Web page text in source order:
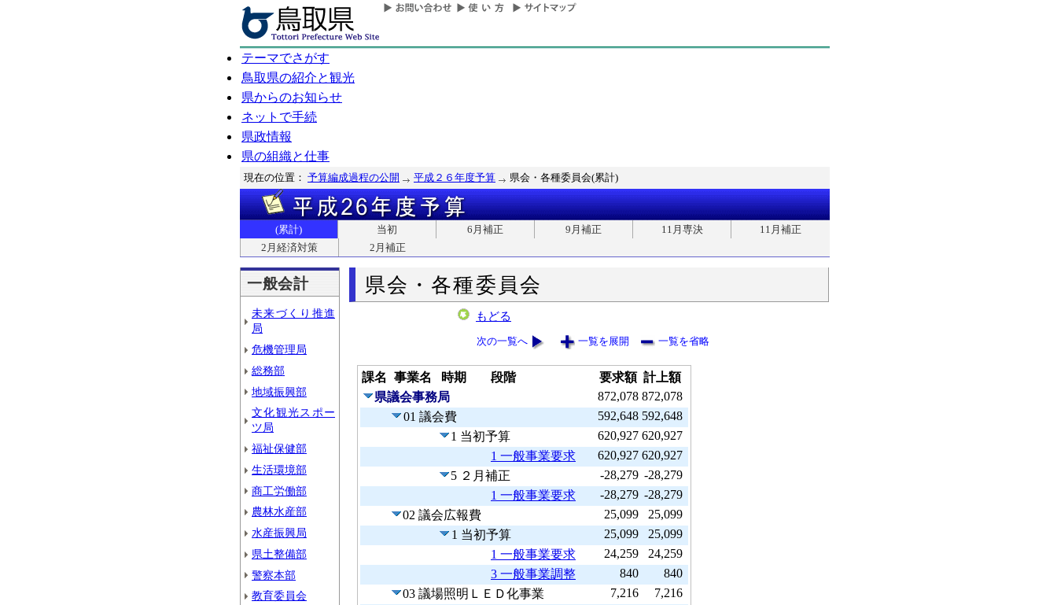
テーマでさがす
鳥取県の紹介と観光
県からのお知らせ
ネットで手続
県政情報
県の組織と仕事
現在の位置： 予算編成過程の公開 平成２６年度予算 県会・各種委員会(累計)
(累計) 当初 6月補正 9月補正 11月専決
11月補正
2月経済対策
2月補正
一般会計
未来づくり推進
局
危機管理局
総務部
地域振興部
文化観光スポー
ツ局
福祉保健部
生活環境部
商工労働部
農林水産部
水産振興局
県土整備部
警察本部
教育委員会
県会・各種委員会
もどる
次の一覧へ 一覧を展開 一覧を省略
課名 事業名 時期 段階 要求額 計上額
県議会事務局
872,078 872,078
01 議会費
592,648 592,648
1 当初予算
620,927 620,927
1 一般事業要求
620,927 620,927
5 ２月補正
-28,279 -28,279
1 一般事業要求
-28,279 -28,279
02 議会広報費
25,099
25,099
1 当初予算
25,099
25,099
1 一般事業要求
24,259
24,259
3 一般事業調整
840
840
03 議場照明ＬＥＤ化事業
7,216
7,216